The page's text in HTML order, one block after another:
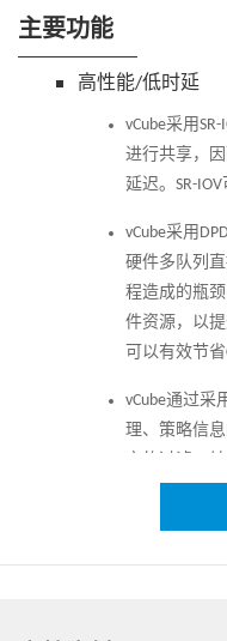
主要功能
高性能/低时延
vCube采用
进行共享，
延迟。SR-
vCube采用
硬件多队列
程造成的瓶
件资源，以
可以有效节省
vCube通过采
理、策略信
采用改进的